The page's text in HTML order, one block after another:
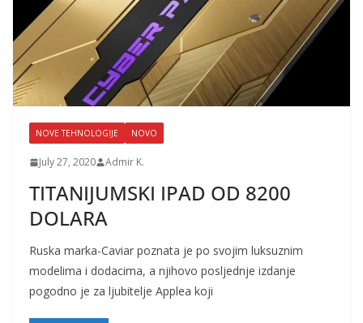
NOVE TEHNOLOGIJE NOVO
July 27, 2020 Admir K.
TITANIJUMSKI IPAD OD 8200
DOLARA
Ruska marka-Caviar poznata je po svojim luksuznim
modelima i dodacima, a njihovo posljednje izdanje
pogodno je za ljubitelje Applea koji